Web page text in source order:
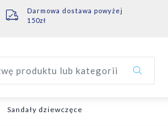
Darmowa dostawa powyżej
150zł
produktu lub kategorii
Sandały dziewczęce